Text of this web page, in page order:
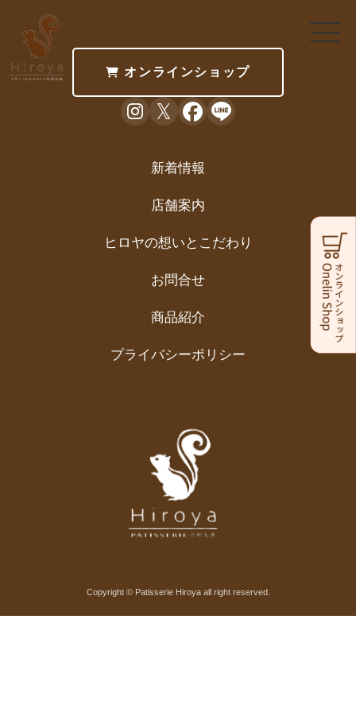
オンラインショップ
新着情報
店舗案内
ヒロヤの想いとこだわり
お問合せ
商品紹介
プライバシーポリシー
Copyright © Patisserie Hiroya all right reserved.